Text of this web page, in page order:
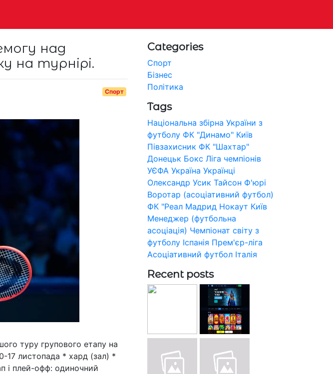
над
на турнірі.
Спорт
туру групового етапу на
17 листопада * хард (зал) *
і плей-офф: одиночний
Categories
Спорт
Бізнес
Політика
Tags
Національна збірна України з
футболу ФК "Динамо" Київ
Півзахисник ФК "Шахтар"
Донецьк Бокс Ліга чемпіонів
УЄФА Україна Українці
Олександр Усик Тайсон Ф'юрі
Воротар (асоціативний футбол)
ФК "Реал Мадрид Нокаут Київ
Менеджер (футбольна
асоціація) Чемпіонат світу з
футболу Іспанія Прем'єр-ліга
Асоціативний футбол Італія
Recent posts